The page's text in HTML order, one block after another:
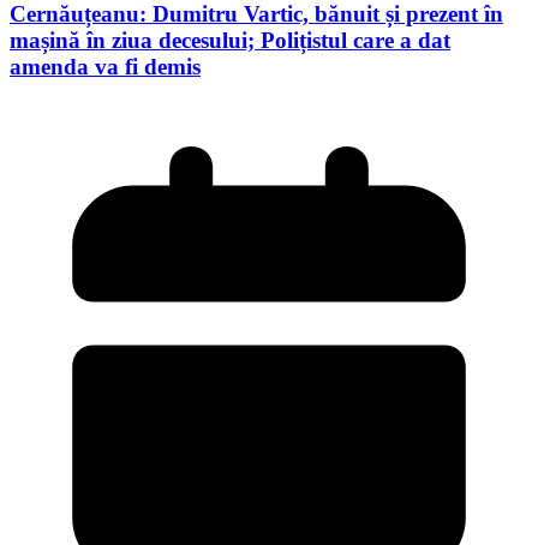
Cernăuțeanu: Dumitru Vartic, bănuit și prezent în
mașină în ziua decesului; Polițistul care a dat
amenda va fi demis